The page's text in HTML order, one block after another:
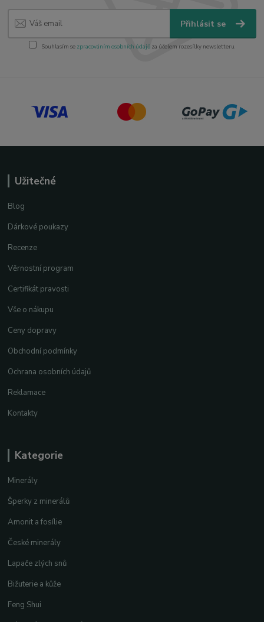
Přihlásit se
Souhlasím se zpracováním osobních údajůza účelem rozesílky newsletteru.
Užitečné
Blog
Dárkové poukazy
Recenze
Věrnostní program
Certifikát pravosti
Vše o nákupu
Ceny dopravy
Obchodní podmínky
Ochrana osobních údajů
Reklamace
Kontakty
Kategorie
Minerály
Šperky z minerálů
Amonit a fosílie
České minerály
Lapače zlých snů
Bižuterie a kůže
Feng Shui